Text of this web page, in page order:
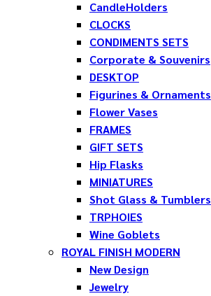
CandleHolders
CLOCKS
CONDIMENTS SETS
Corporate & Souvenirs
DESKTOP
Figurines & Ornaments
Flower Vases
FRAMES
GIFT SETS
Hip Flasks
MINIATURES
Shot Glass & Tumblers
TRPHOIES
Wine Goblets
ROYAL FINISH MODERN
New Design
Jewelry